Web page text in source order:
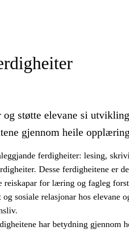
støtte elevane si
gjennom heile
ferdigheiter: lesing,
Desse ferdigheitene er
reiskapar for læring og fagleg
sosiale relasjonar hos elevane
har betydning gjennom